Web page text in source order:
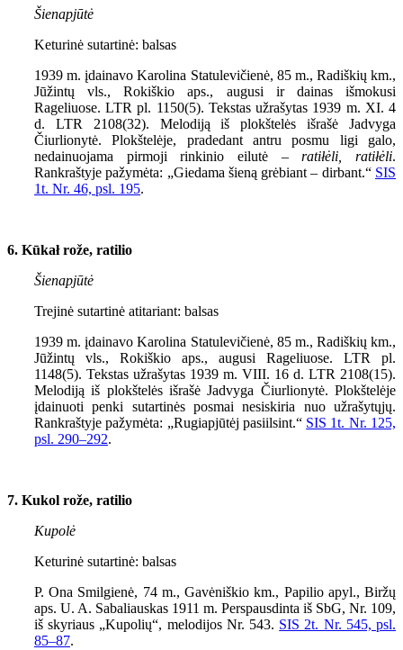
Šienapjūtė
Keturinė sutartinė: balsas
1939 m. įdainavo Karolina Statulevičienė, 85 m., Radiškių km.,
Jūžintų vls., Rokiškio aps., augusi ir dainas išmokusi
Rageliuose. LTR pl. 1150(5). Tekstas užrašytas 1939 m. XI. 4
d. LTR 2108(32). Melodiją iš plokštelės išrašė Jadvyga
Čiurlionytė. Plokštelėje, pradedant antru posmu ligi galo,
nedainuojama pirmoji rinkinio eilutė –ratiłėli, ratiłėli.
Rankraštyje pažymėta: „Giedama šieną grėbiant – dirbant.“ SIS
1t. Nr. 46, psl. 195.
6. Kūkał rože, ratilio
Šienapjūtė
Trejinė sutartinė atitariant: balsas
1939 m. įdainavo Karolina Statulevičienė, 85 m., Radiškių km.,
Jūžintų vls., Rokiškio aps., augusi Rageliuose. LTR pl.
1148(5). Tekstas užrašytas 1939 m. VIII. 16 d. LTR 2108(15).
Melodiją iš plokštelės išrašė Jadvyga Čiurlionytė. Plokštelėje
įdainuoti penki sutartinės posmai nesiskiria nuo užrašytųjų.
Rankraštyje pažymėta: „Rugiapjūtėj pasiilsint.“ SIS 1t. Nr. 125,
psl. 290–292.
7. Kukol rože, ratilio
Kupolė
Keturinė sutartinė: balsas
P. Ona Smilgienė, 74 m., Gavėniškio km., Papilio apyl., Biržų
aps. U. A. Sabaliauskas 1911 m. Perspausdinta iš SbG, Nr. 109,
iš skyriaus „Kupolių“, melodijos Nr. 543. SIS 2t. Nr. 545, psl.
85–87.